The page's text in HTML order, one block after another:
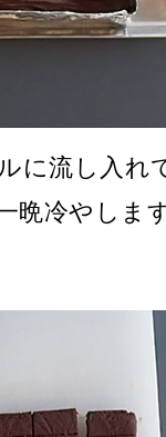
に流し入れ
晩冷やしま